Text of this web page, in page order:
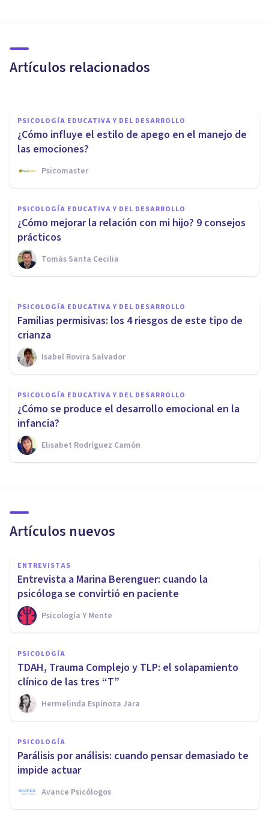
Artículos relacionados
padres en apuros
PSICOLOGÍA EDUCATIVA Y DEL DESARROLLO
¿Cómo influye el estilo de apego en el manejo de
las emociones?
Psicomaster
PSICOLOGÍA EDUCATIVA Y DEL DESARROLLO
¿Cómo mejorar la relación con mi hijo? 9 consejos
prácticos
Tomás Santa Cecilia
7 tips emocionales para una
vuelta al cole cálida
Vitaliza Psicología De La Salud
PSICOLOGÍA EDUCATIVA Y DEL DESARROLLO
Familias permisivas: los 4 riesgos de este tipo de
crianza
Isabel Rovira Salvador
PSICOLOGÍA EDUCATIVA Y DEL DESARROLLO
¿Cómo se produce el desarrollo emocional en la
infancia?
Elisabet Rodríguez Camón
Artículos nuevos
ENTREVISTAS
Entrevista a Marina Berenguer: cuando la
psicóloga se convirtió en paciente
Psicología Y Mente
PSICOLOGÍA
TDAH, Trauma Complejo y TLP: el solapamiento
clínico de las tres “T”
Hermelinda Espinoza Jara
PSICOLOGÍA
Parálisis por análisis: cuando pensar demasiado te
impide actuar
Avance Psicólogos